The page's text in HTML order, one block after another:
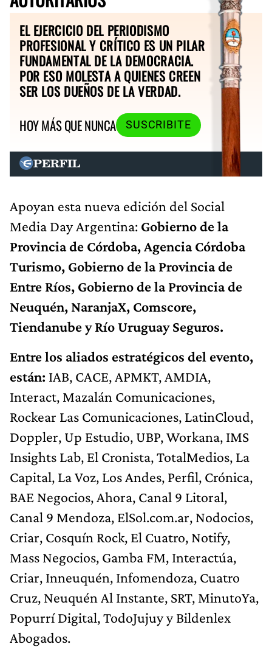
EL EJERCICIO DEL PERIODISMO
PROFESIONAL Y CRÍTICO ES UN PILAR
FUNDAMENTAL DE LA DEMOCRACIA.
POR ESO MOLESTA A QUIENES CREEN
SER LOS DUEÑOS DE LA VERDAD.
HOY MÁS QUE NUNCA
SUSCRIBITE
Apoyan esta nueva edición del Social
Media Day Argentina: Gobierno de la
Provincia de Córdoba, Agencia Córdoba
Turismo, Gobierno de la Provincia de
Entre Ríos, Gobierno de la Provincia de
Neuquén, NaranjaX, Comscore,
Tiendanube y Río Uruguay Seguros.
Entre los aliados estratégicos del evento,
están: IAB, CACE, APMKT, AMDIA,
Interact, Mazalán Comunicaciones,
Rockear Las Comunicaciones, LatinCloud,
Doppler, Up Estudio, UBP, Workana, IMS
Insights Lab, El Cronista, TotalMedios, La
Capital, La Voz, Los Andes, Perfil, Crónica,
BAE Negocios, Ahora, Canal 9 Litoral,
Canal 9 Mendoza, ElSol.com.ar, Nodocios,
Criar, Cosquín Rock, El Cuatro, Notify,
Mass Negocios, Gamba FM, Interactúa,
Criar, Inneuquén, Infomendoza, Cuatro
Cruz, Neuquén Al Instante, SRT, MinutoYa,
Popurrí Digital, TodoJujuy y Bildenlex
Abogados.